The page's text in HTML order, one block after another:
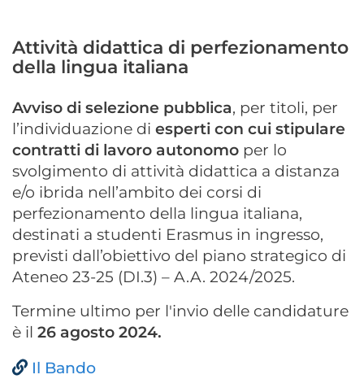
Attività didattica di perfezionamento
della lingua italiana
Avviso di selezione pubblica, per titoli, per
l’individuazione di esperti con cui stipulare
contratti di lavoro autonomo per lo
svolgimento di attività didattica a distanza
e/o ibrida nell’ambito dei corsi di
perfezionamento della lingua italiana,
destinati a studenti Erasmus in ingresso,
previsti dall’obiettivo del piano strategico di
Ateneo 23-25 (DI.3) – A.A. 2024/2025.
Termine ultimo per l'invio delle candidature
è il 26 agosto 2024.
Il Bando